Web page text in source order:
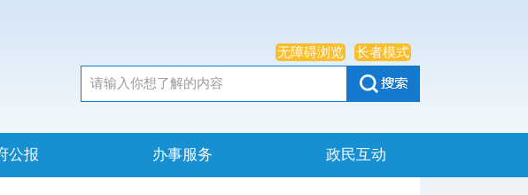
无障碍浏览 长者模式
公报 办事服务 政民互动